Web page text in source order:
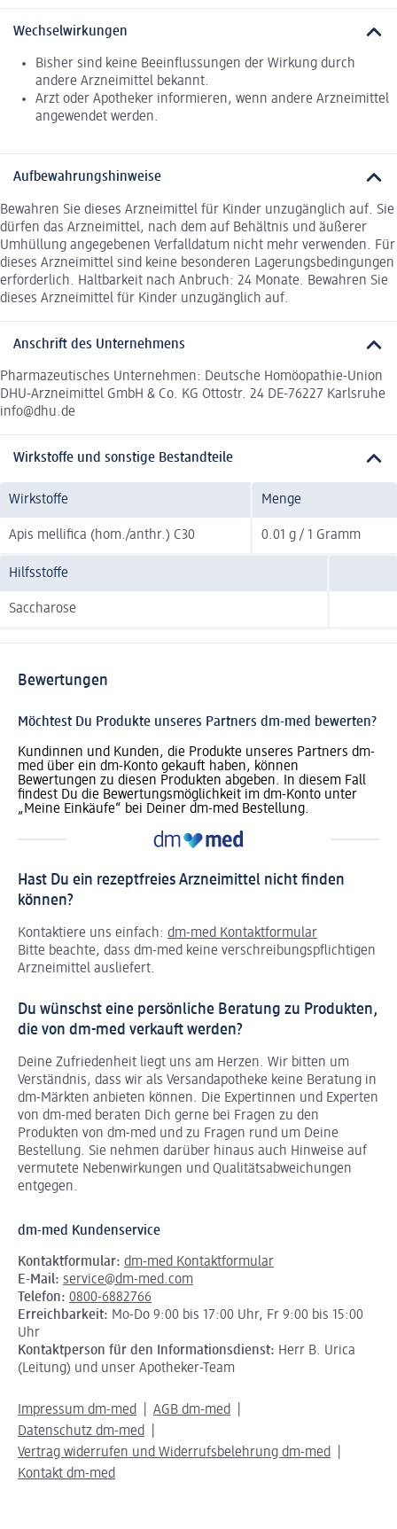
Wechselwirkungen
Bisher sind keine Beeinflussungen der Wirkung durch
andere Arzneimittel bekannt.
Arzt oder Apotheker informieren, wenn andere Arzneimittel
angewendet werden.
Aufbewahrungshinweise
Bewahren Sie dieses Arzneimittel für Kinder unzugänglich auf. Sie
dürfen das Arzneimittel, nach dem auf Behältnis und äußerer
Umhüllung angegebenen Verfalldatum nicht mehr verwenden. Für
dieses Arzneimittel sind keine besonderen Lagerungsbedingungen
erforderlich. Haltbarkeit nach Anbruch: 24 Monate. Bewahren Sie
dieses Arzneimittel für Kinder unzugänglich auf.
Anschrift des Unternehmens
Pharmazeutisches Unternehmen: Deutsche Homöopathie-Union
DHU-Arzneimittel GmbH & Co. KG Ottostr. 24 DE-76227 Karlsruhe
info@dhu.de
Wirkstoffe und sonstige Bestandteile
Wirkstoffe Menge
Apis mellifica (hom./anthr.) C30 0.01 g / 1 Gramm
Hilfsstoffe
Saccharose
Bewertungen
Möchtest Du Produkte unseres Partners dm-med bewerten?
Kundinnen und Kunden, die Produkte unseres Partners dm-
med über ein dm-Konto gekauft haben, können
Bewertungen zu diesen Produkten abgeben. In diesem Fall
findest Du die Bewertungsmöglichkeit im dm-Konto unter
„Meine Einkäufe“ bei Deiner dm-med Bestellung.
Hast Du ein rezeptfreies Arzneimittel nicht finden
können?
Kontaktiere uns einfach: dm-med Kontaktformular
Bitte beachte, dass dm-med keine verschreibungspflichtigen
Arzneimittel ausliefert.
Du wünschst eine persönliche Beratung zu Produkten,
die von dm-med verkauft werden?
Deine Zufriedenheit liegt uns am Herzen. Wir bitten um
Verständnis, dass wir als Versandapotheke keine Beratung in
dm-Märkten anbieten können. Die Expertinnen und Experten
von dm-med beraten Dich gerne bei Fragen zu den
Produkten von dm-med und zu Fragen rund um Deine
Bestellung. Sie nehmen darüber hinaus auch Hinweise auf
vermutete Nebenwirkungen und Qualitätsabweichungen
entgegen.
dm-med Kundenservice
Kontaktformular: dm-med Kontaktformular
E-Mail: service@dm-med.com
Telefon: 0800-6882766
Erreichbarkeit: Mo-Do 9:00 bis 17:00 Uhr, Fr 9:00 bis 15:00
Uhr
Kontaktperson für den Informationsdienst: Herr B. Urica
(Leitung) und unser Apotheker-Team
Impressum dm-med
AGB dm-med
Datenschutz dm-med
Vertrag widerrufen und Widerrufsbelehrung dm-med
Kontakt dm-med